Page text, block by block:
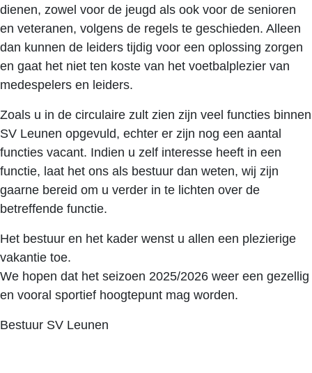
dienen, zowel voor de jeugd als ook voor de senioren
en veteranen, volgens de regels te geschieden. Alleen
dan kunnen de leiders tijdig voor een oplossing zorgen
en gaat het niet ten koste van het voetbalplezier van
medespelers en leiders.
Zoals u in de circulaire zult zien zijn veel functies binnen
SV Leunen opgevuld, echter er zijn nog een aantal
functies vacant. Indien u zelf interesse heeft in een
functie, laat het ons als bestuur dan weten, wij zijn
gaarne bereid om u verder in te lichten over de
betreffende functie.
Het bestuur en het kader wenst u allen een plezierige
vakantie toe.
We hopen dat het seizoen 2025/2026 weer een gezellig
en vooral sportief hoogtepunt mag worden.
Bestuur SV Leunen